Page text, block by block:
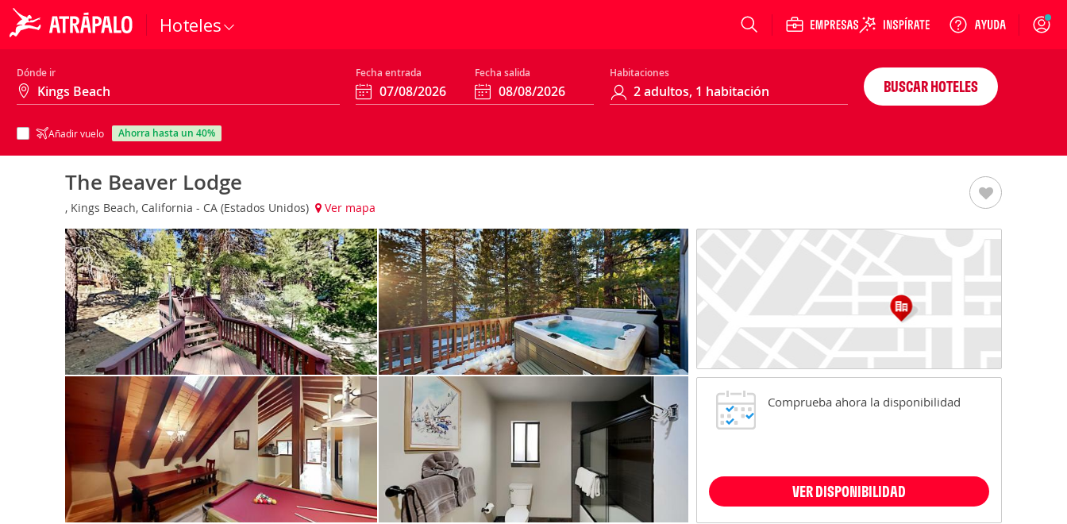
Hoteles Login
Dónde ir Fecha entrada Fecha salida Habitaciones
Añadir vuelo ahorra hasta un 40%
BUSCAR HOTELES
The Beaver Lodge
, Kings Beach, California - CA (Estados Unidos) Ver mapa
Comprueba ahora la disponibilidad
VER DISPONIBILIDAD